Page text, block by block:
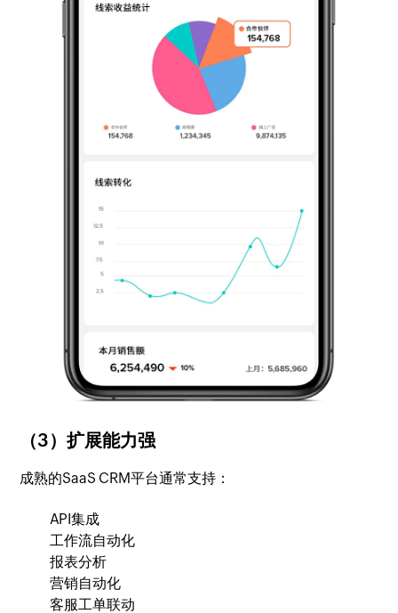
（3）扩展能力强
成熟的SaaS CRM平台通常支持：
API集成
工作流自动化
报表分析
营销自动化
客服工单联动